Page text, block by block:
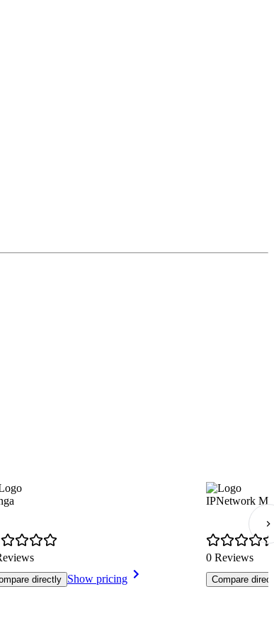
directly Show pricing
IPNetwork
0 Reviews
Compare